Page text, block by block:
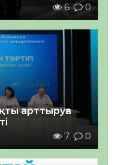
6 0
арттыруға
7 0